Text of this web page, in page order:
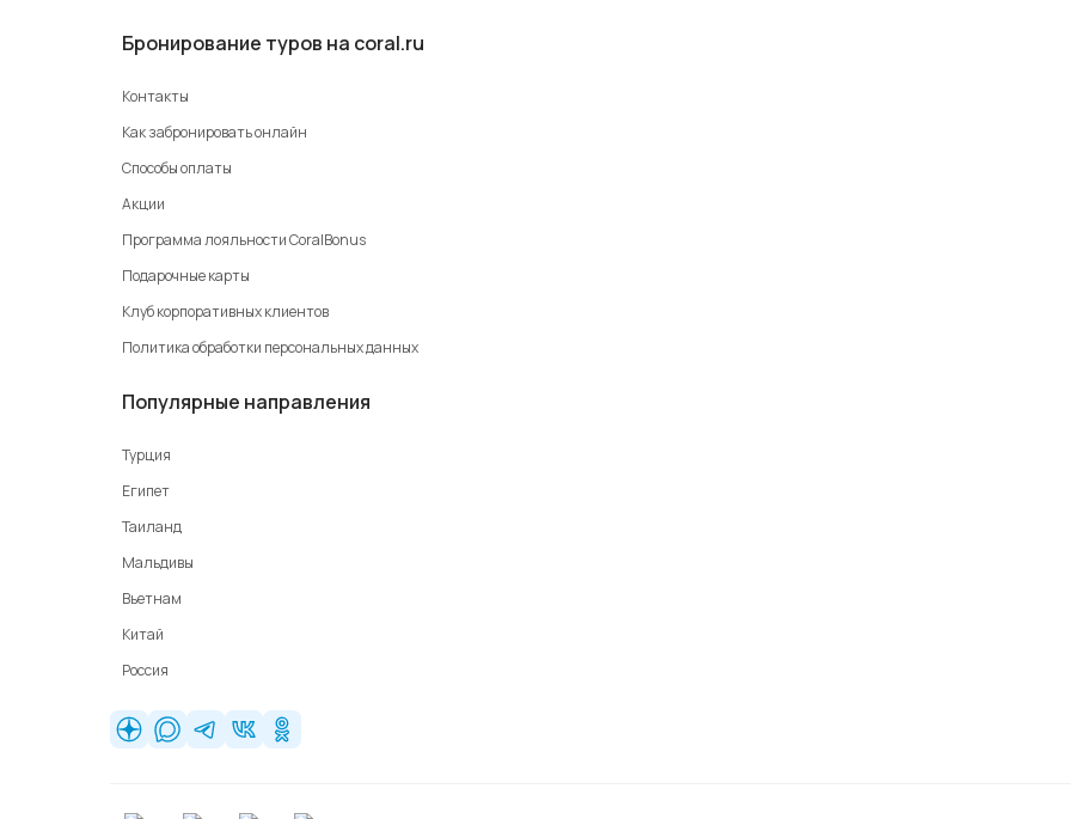
Бронирование туров на coral.ru
Контакты
Как забронировать онлайн
Способы оплаты
Акции
Программа лояльности CoralBonus
Подарочные карты
Клуб корпоративных клиентов
Политика обработки персональных данных
Популярные направления
Турция
Египет
Таиланд
Мальдивы
Вьетнам
Китай
Россия